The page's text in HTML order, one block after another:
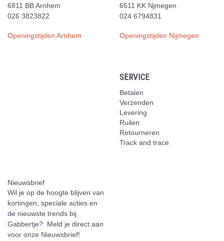
6811 BB Arnhem
026 3823822
Openingstijden Arnhem
6511 KK Njmegen
024 6794831
Openingstijden Nijmegen
SERVICE
Betalen
Verzenden
Levering
Ruilen
Retourneren
Track and trace
Nieuwsbrief
Wil je op de hoogte blijven van
kortingen, speciale acties en
de nieuwste trends bij
Gabbertje? Meld je direct aan
voor onze Nieuwsbrief!